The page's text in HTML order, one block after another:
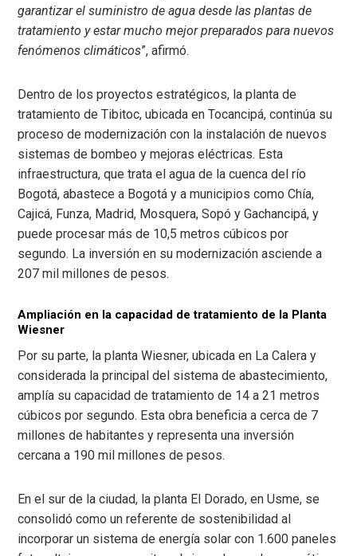
garantizar el suministro de agua desde las plantas de
tratamiento y estar mucho mejor preparados para nuevos
fenómenos climáticos”, afirmó.
Dentro de los proyectos estratégicos, la planta de
tratamiento de Tibitoc, ubicada en Tocancipá, continúa su
proceso de modernización con la instalación de nuevos
sistemas de bombeo y mejoras eléctricas. Esta
infraestructura, que trata el agua de la cuenca del río
Bogotá, abastece a Bogotá y a municipios como Chía,
Cajicá, Funza, Madrid, Mosquera, Sopó y Gachancipá, y
puede procesar más de 10,5 metros cúbicos por
segundo. La inversión en su modernización asciende a
207 mil millones de pesos.
Ampliación en la capacidad de tratamiento de la Planta
Wiesner
Por su parte, la planta Wiesner, ubicada en La Calera y
considerada la principal del sistema de abastecimiento,
amplía su capacidad de tratamiento de 14 a 21 metros
cúbicos por segundo. Esta obra beneficia a cerca de 7
millones de habitantes y representa una inversión
cercana a 190 mil millones de pesos.
En el sur de la ciudad, la planta El Dorado, en Usme, se
consolidó como un referente de sostenibilidad al
incorporar un sistema de energía solar con 1.600 paneles